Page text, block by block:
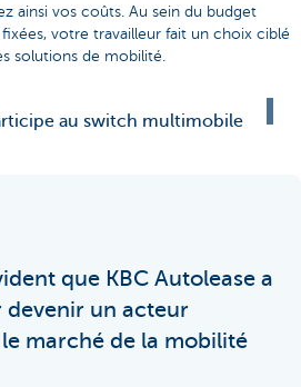
ainsi vos coûts. Au sein du budget
votre travailleur fait un choix ciblé
solutions de mobilité.
au switch multimobile
que KBC Autolease a
devenir un acteur
marché de la mobilité